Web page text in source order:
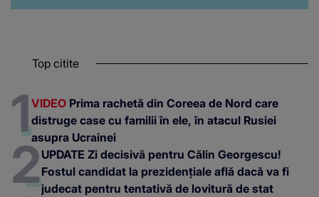
Top citite
VIDEO Prima rachetă din Coreea de Nord care
distruge case cu familii în ele, în atacul Rusiei
asupra Ucrainei
UPDATE Zi decisivă pentru Călin Georgescu!
Fostul candidat la prezidențiale află dacă va fi
judecat pentru tentativă de lovitură de stat